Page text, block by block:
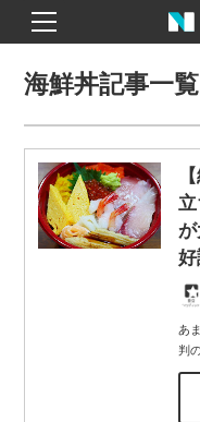
海鮮丼記事一覧
立
あ
判